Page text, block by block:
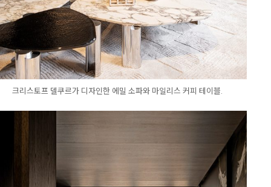
크리스토프 델쿠르가 디자인한 에밀 소파와 마일리스 커피 테이블.